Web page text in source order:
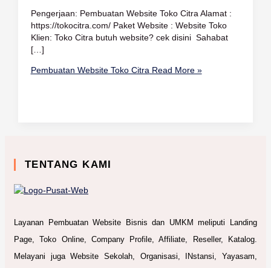
Pengerjaan: Pembuatan Website Toko Citra Alamat :
https://tokocitra.com/ Paket Website : Website Toko
Klien: Toko Citra butuh website? cek disini Sahabat
[…]
Pembuatan Website Toko CitraRead More »
TENTANG KAMI
Layanan Pembuatan Website Bisnis dan UMKM meliputi Landing
Page, Toko Online, Company Profile, Affiliate, Reseller, Katalog.
Melayani juga Website Sekolah, Organisasi, INstansi, Yayasam,